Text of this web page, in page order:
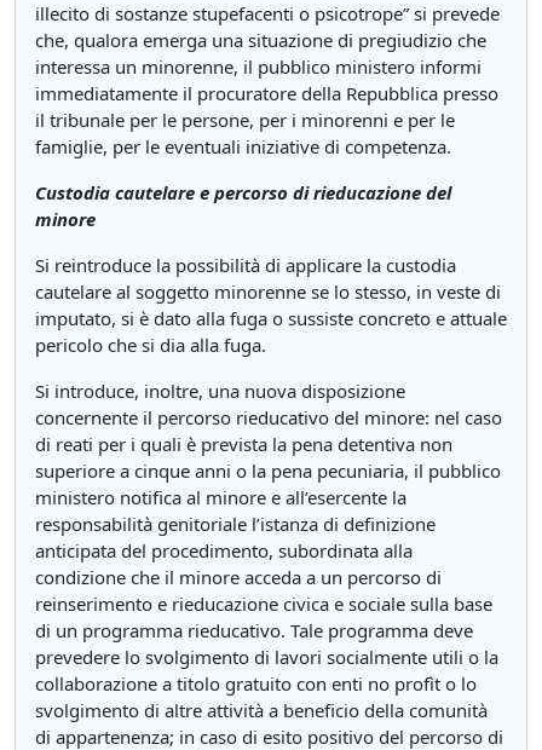
illecito di sostanze stupefacenti o psicotrope” si prevede
che, qualora emerga una situazione di pregiudizio che
interessa un minorenne, il pubblico ministero informi
immediatamente il procuratore della Repubblica presso
il tribunale per le persone, per i minorenni e per le
famiglie, per le eventuali iniziative di competenza.
Custodia cautelare e percorso di rieducazione del
minore
Si reintroduce la possibilità di applicare la custodia
cautelare al soggetto minorenne se lo stesso, in veste di
imputato, si è dato alla fuga o sussiste concreto e attuale
pericolo che si dia alla fuga.
Si introduce, inoltre, una nuova disposizione
concernente il percorso rieducativo del minore: nel caso
di reati per i quali è prevista la pena detentiva non
superiore a cinque anni o la pena pecuniaria, il pubblico
ministero notifica al minore e all’esercente la
responsabilità genitoriale l’istanza di definizione
anticipata del procedimento, subordinata alla
condizione che il minore acceda a un percorso di
reinserimento e rieducazione civica e sociale sulla base
di un programma rieducativo. Tale programma deve
prevedere lo svolgimento di lavori socialmente utili o la
collaborazione a titolo gratuito con enti no profìt o lo
svolgimento di altre attività a beneficio della comunità
di appartenenza; in caso di esito positivo del percorso di